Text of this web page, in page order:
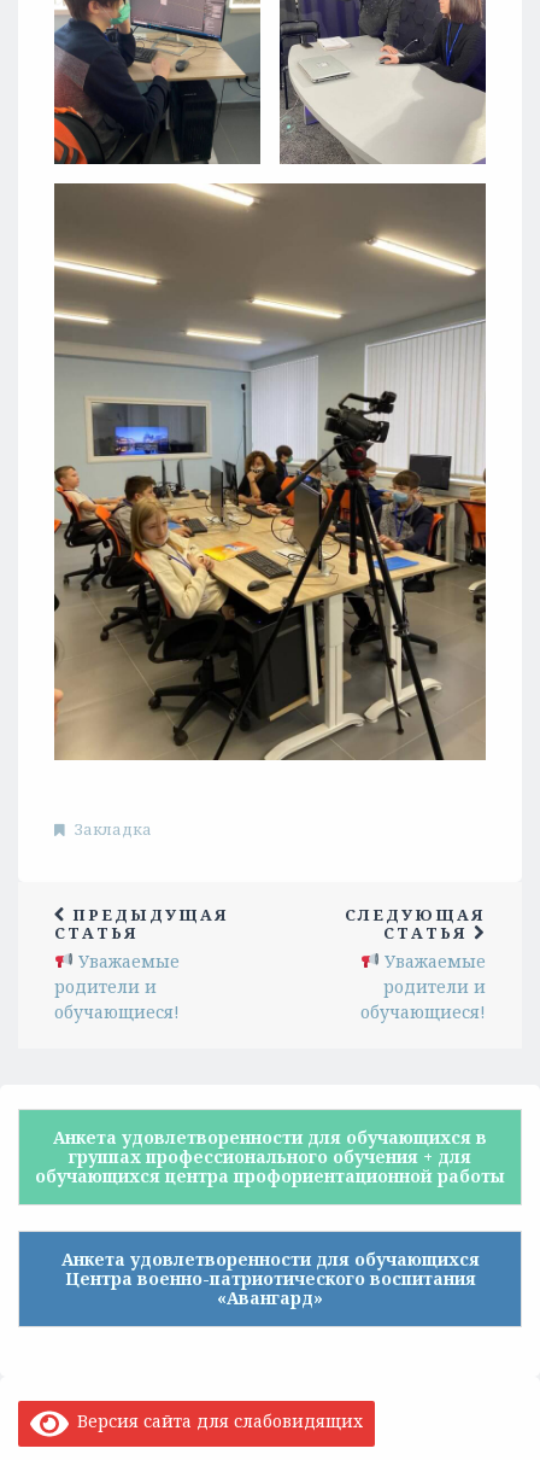
Закладка
ПРЕДЫДУЩАЯ
СТАТЬЯ
Уважаемые
родители и
обучающиеся!
СЛЕДУЮЩАЯ
СТАТЬЯ
Уважаемые
родители и
обучающиеся!
Анкета удовлетворенности для обучающихся в
группах профессионального обучения + для
обучающихся центра профориентационной работы
Анкета удовлетворенности для обучающихся
Центра военно-патриотического воспитания
«Авангард»
Версия сайта для слабовидящих